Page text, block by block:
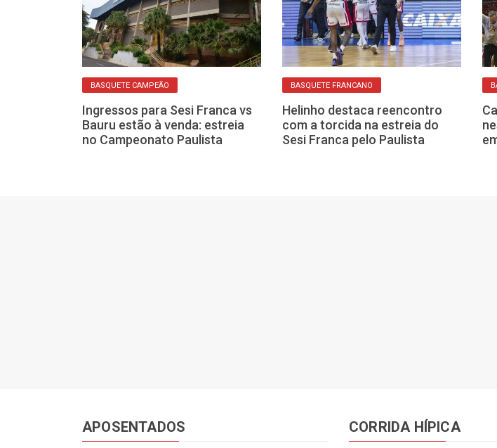
BASQUETE CAMPEÃO
Ingressos para Sesi Franca vs
Bauru estão à venda: estreia
no Campeonato Paulista
BASQUETE FRANCANO
Helinho destaca reencontro
com a torcida na estreia do
Sesi Franca pelo Paulista
APOSENTADOS CORRIDA HÍPICA